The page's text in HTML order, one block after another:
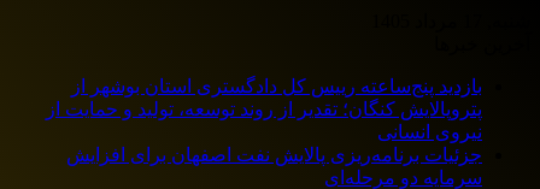
بازدید پنج‌ساعته رییس کل دادگستری استان بوشهر از
پتروپالایش کنگان؛ تقدیر از روند توسعه، تولید و حمایت از
نیروی انسانی
جزئیات برنامه‌ریزی پالایش نفت اصفهان برای افزایش
سرمایه دو مرحله‌ای